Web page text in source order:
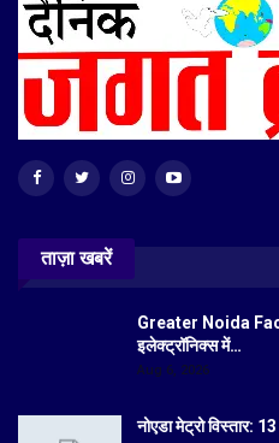
ताज़ा खबरें
Greater Noida
इलेक्ट्रॉनिक्स में…
Aug 6, 2026
नोएडा मेट्रो विस्तार: